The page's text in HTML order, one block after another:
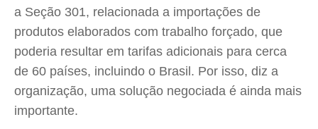
a Seção 301, relacionada a importações de
produtos elaborados com trabalho forçado, que
poderia resultar em tarifas adicionais para cerca
de 60 países, incluindo o Brasil. Por isso, diz a
organização, uma solução negociada é ainda mais
importante.